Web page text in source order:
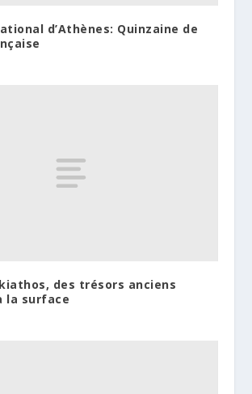
d’Athènes: Quinzaine de
des trésors anciens
la surface